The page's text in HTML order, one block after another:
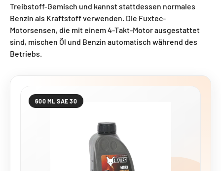
Treibstoff-Gemisch und kannst stattdessen normales
Benzin als Kraftstoff verwenden. Die Fuxtec-
Motorsensen, die mit einem 4-Takt-Motor ausgestattet
sind, mischen Öl und Benzin automatisch während des
Betriebs.
600 ML SAE 30